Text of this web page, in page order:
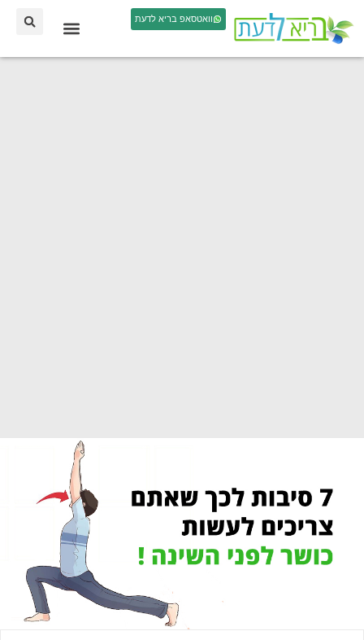
וואטסאפ בריא לדעת